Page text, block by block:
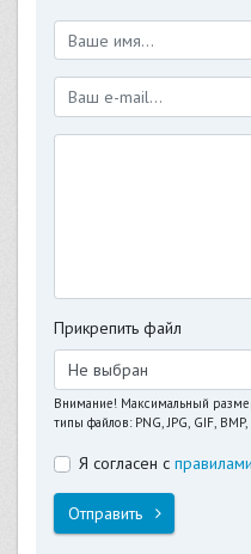
Прикрепить файл
Не выбран
Внимание! Максимальный
типы файлов: PNG, JPG, GIF, BMP,
Я согласен с правилами
Отправить